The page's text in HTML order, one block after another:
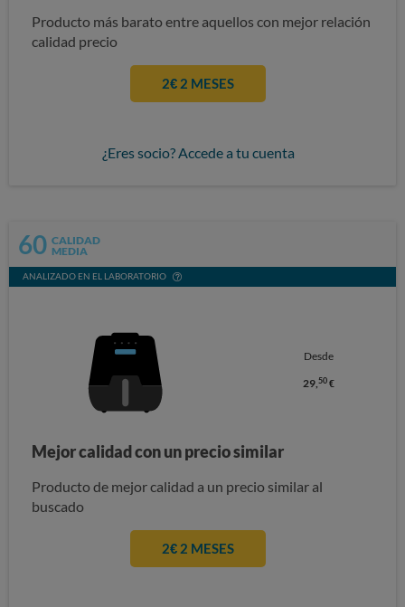
Producto más barato entre aquellos con mejor relación
calidad precio
2€ 2 MESES
¿Eres socio? Accede a tu cuenta
60 CALIDAD
MEDIA
ANALIZADO EN EL LABORATORIO
Desde
29,50€
Mejor calidad con un precio similar
Producto de mejor calidad a un precio similar al
buscado
2€ 2 MESES